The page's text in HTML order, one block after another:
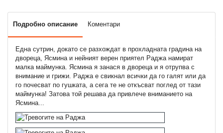
Подробно описание Коментари
Една сутрин, докато се разхождат в прохладната градина на
двореца, Ясмина и нейният верен приятел Раджа намират
малка маймунка. Ясмина я занася в двореца и я отрупва с
внимание и грижи. Раджа е свикнал всички да го галят или да
го почесват по гушката, а сега те не откъсват поглед от тази
маймунка! Затова той решава да привлече вниманието на
Ясмина...